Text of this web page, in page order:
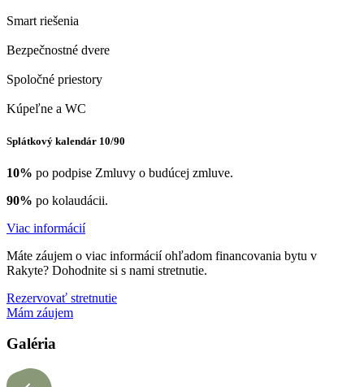
Smart riešenia
Bezpečnostné dvere
Spoločné priestory
Kúpeľne a WC
Splátkový kalendár 10/90
10% po podpise Zmluvy o budúcej zmluve.
90% po kolaudácii.
Viac informácií
Máte záujem o viac informácií ohľadom financovania bytu v
Rakyte? Dohodnite si s nami stretnutie.
Rezervovať stretnutie
Mám záujem
Galéria